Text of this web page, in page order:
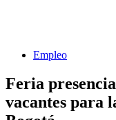
Empleo
Feria
vacantes para